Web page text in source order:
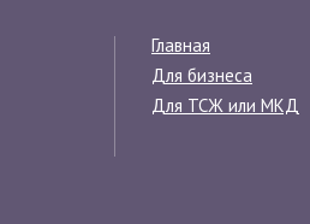
Главная
Для бизнеса
Для ТСЖ или МКД